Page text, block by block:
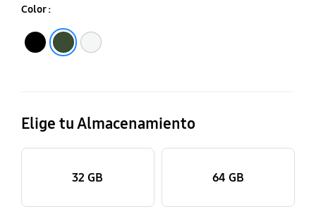
Color :
Elige tu Almacenamiento
32 GB 64 GB